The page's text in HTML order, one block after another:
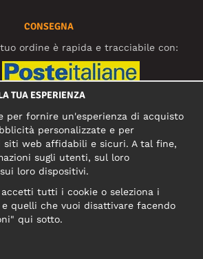
CONSEGNA
ordine è rapida e tracciabile con:
COMMERCIALE
mnt 5, EE-10117 Tallinn
Reg: 12356245
TUA ESPERIENZA
per fornire un'esperienza di acquisto
personalizzate e per
siti web affidabili e sicuri. A tal fine,
sugli utenti, sul loro
loro dispositivi.
tutti i cookie o seleziona i
quelli che vuoi disattivare facendo
qui sotto.